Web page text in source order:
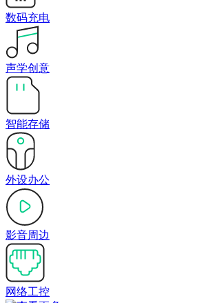
数码充电
声学创意
智能存储
外设办公
影音周边
网络工控